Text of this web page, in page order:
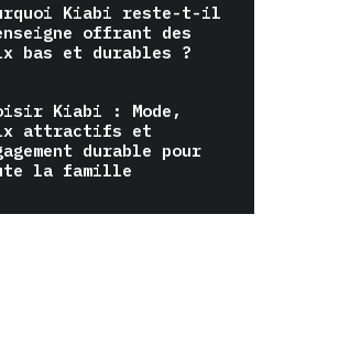
Kiabi reste-t-il
offrant des
bas et durables ?
Kiabi : Mode,
attractifs et
durable pour
la famille